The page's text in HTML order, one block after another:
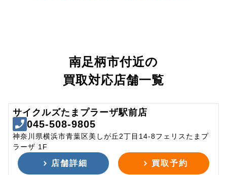
南足柄市付近の
買取対応店舗一覧
サイクルズたまプラーザ駅前店
045-508-9805
神奈川県横浜市青葉区美しが丘2丁目14-8フェリスたまプ
ラーザ 1F
店舗詳細 買取予約